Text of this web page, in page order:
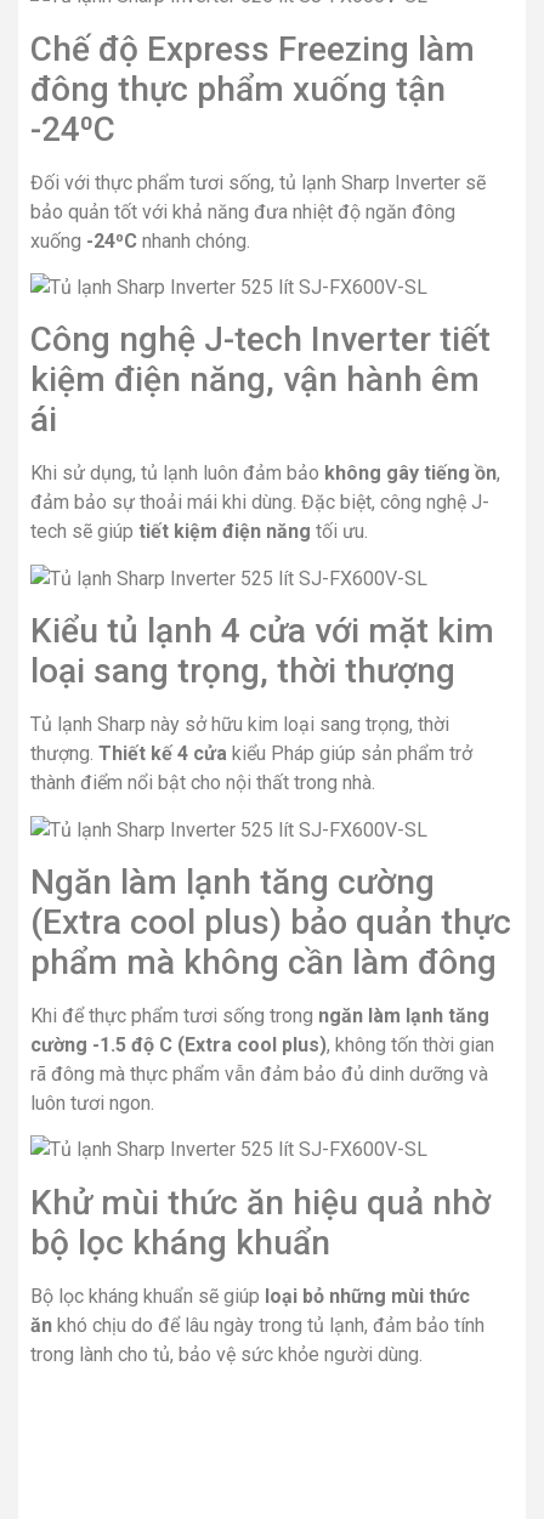
Chế độ Express Freezing làm
đông thực phẩm xuống tận
-24⁰C
Đối với thực phẩm tươi sống, tủ lạnh Sharp Inverter sẽ
bảo quản tốt với khả năng đưa nhiệt độ ngăn đông
xuống -24⁰C nhanh chóng.
Công nghệ J-tech Inverter tiết
kiệm điện năng, vận hành êm
ái
Khi sử dụng, tủ lạnh luôn đảm bảo không gây tiếng ồn,
đảm bảo sự thoải mái khi dùng. Đặc biệt, công nghệ J-
tech sẽ giúp tiết kiệm điện năng tối ưu.
Kiểu tủ lạnh 4 cửa với mặt kim
loại sang trọng, thời thượng
Tủ lạnh Sharp này sở hữu kim loại sang trọng, thời
thượng. Thiết kế 4 cửa kiểu Pháp giúp sản phẩm trở
thành điểm nổi bật cho nội thất trong nhà.
Ngăn làm lạnh tăng cường
(Extra cool plus) bảo quản thực
phẩm mà không cần làm đông
Khi để thực phẩm tươi sống trong ngăn làm lạnh tăng
cường -1.5 độ C (Extra cool plus), không tốn thời gian
rã đông mà thực phẩm vẫn đảm bảo đủ dinh dưỡng và
luôn tươi ngon.
Khử mùi thức ăn hiệu quả nhờ
bộ lọc kháng khuẩn
Bộ lọc kháng khuẩn sẽ giúp loại bỏ những mùi thức
ăn khó chịu do để lâu ngày trong tủ lạnh, đảm bảo tính
trong lành cho tủ, bảo vệ sức khỏe người dùng.